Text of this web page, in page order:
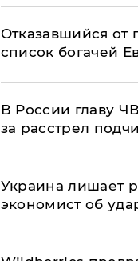
Отказавшийся от
список богачей
В России главу
за расстрел
​Украина лишает
экономист об